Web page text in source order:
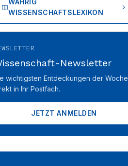
WAHRIG
WISSENSCHAFTSLEXIKON
Newsletter
wichtigsten Entdeckungen der Woche
in Ihr Postfach.
JETZT ANMELDEN